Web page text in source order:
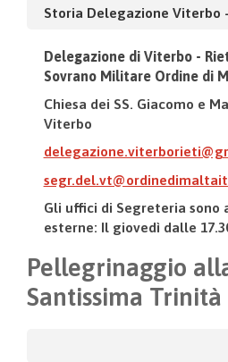
Storia Delegazione Viterbo
Delegazione di Viterbo -
Sovrano Militare Ordine di
Chiesa dei SS. Giacomo e
Viterbo
Gli uffici di Segreteria sono
esterne: Il giovedì dalle
Pellegrinaggio
Santissima